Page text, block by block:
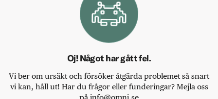
Oj! Något har gått fel.
Vi ber om ursäkt och försöker åtgärda problemet så snart
vi kan, håll ut! Har du frågor eller funderingar? Mejla oss